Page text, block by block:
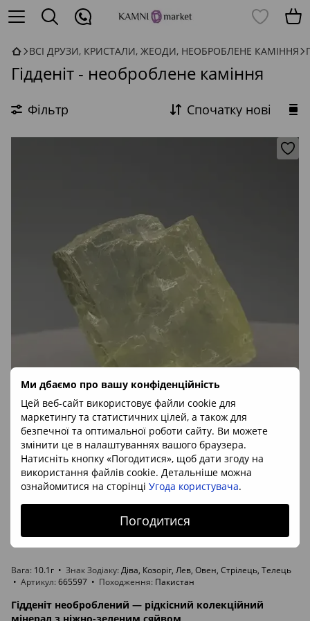
Ми дбаємо про вашу конфіденційність
Цей веб-сайт використовує файли cookie для
маркетингу та статистичних цілей, а також для
безпечної та оптимальної роботи сайту. Ви можете
змінити це в налаштуваннях вашого браузера.
Натисніть кнопку «Погодитися», щоб дати згоду на
використання файлів cookie. Детальніше можна
ознайомитися на сторінці Угода користувача.
Погодитися
ВСІ ДРУЗИ, КРИСТАЛИ, ЖЕОДИ, НЕОБРОБЛЕНЕ КАМІННЯ
Гідденіт - необроблене каміння
Фільтр Спочатку нові
Артикул: 665597
Гіденіт (сподумен), кристал 23*22*9мм, 10.1г,
Пакістан
2 573 грн
В наявності
Вага 10.1г Знак Зодіаку Діва, Козоріг, Лев, Овен, Стрілець, Телець
Артикул 665597 Походження Пакистан
Гідденіт необроблений — рідкісний колекційний